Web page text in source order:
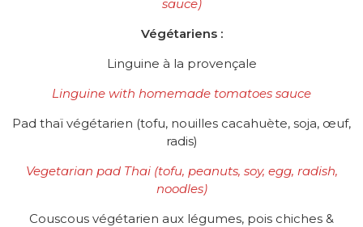
sauce)
Végétariens :
Linguine à la provençale
Linguine with homemade tomatoes sauce
Pad thaï végétarien (tofu, nouilles cacahuète, soja, œuf,
radis)
Vegetarian pad Thai (tofu, peanuts, soy, egg, radish,
noodles)
Couscous végétarien aux légumes, pois chiches &